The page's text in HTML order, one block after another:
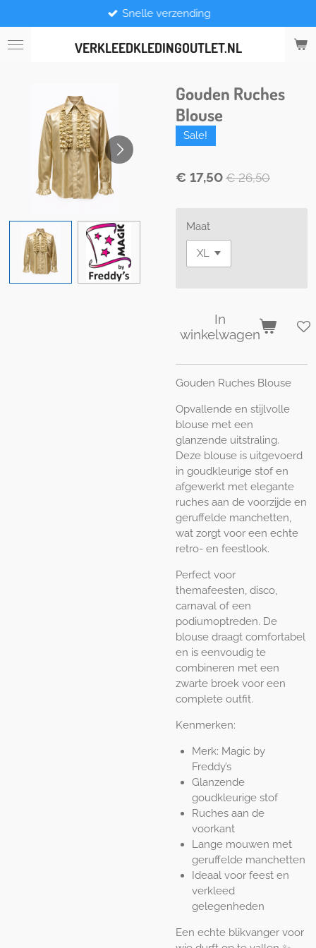
direct
naar
VERKLEEDKLEDINGOUTLET.NL
Snelle verzending
Gouden Ruches
Blouse
Sale!
€ 17,50 € 26,50
Maat
In
winkelwagen
Gouden Ruches Blouse
Opvallende en stijlvolle
blouse met een
glanzende uitstraling.
Deze blouse is uitgevoerd
in goudkleurige stof en
afgewerkt met elegante
ruches aan de voorzijde en
geruffelde manchetten,
wat zorgt voor een echte
retro- en feestlook.
Perfect voor
themafeesten, disco,
carnaval of een
podiumoptreden. De
blouse draagt comfortabel
en is eenvoudig te
combineren met een
zwarte broek voor een
complete outfit.
Kenmerken:
Merk: Magic by
Freddy’s
Glanzende
goudkleurige stof
Ruches aan de
voorkant
Lange mouwen met
geruffelde manchetten
Ideaal voor feest en
verkleed
gelegenheden
Een echte blikvanger voor